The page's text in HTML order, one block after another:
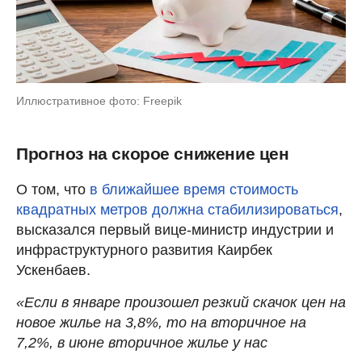
Иллюстративное фото: Freepik
Прогноз на скорое снижение цен
О том, что в ближайшее время стоимость
квадратных метров должна стабилизироваться,
высказался первый вице-министр индустрии и
инфраструктурного развития Каирбек
Ускенбаев.
«Если в январе произошел резкий скачок цен на
новое жилье на 3,8%, то на вторичное на
7,2%, в июне вторичное жилье у нас